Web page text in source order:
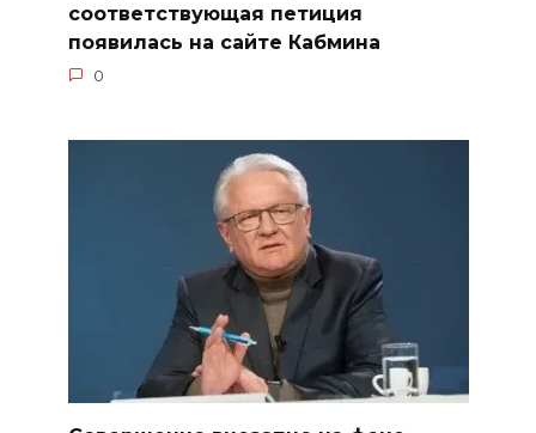
соответствующая петиция
появилась на сайте Кабмина
0